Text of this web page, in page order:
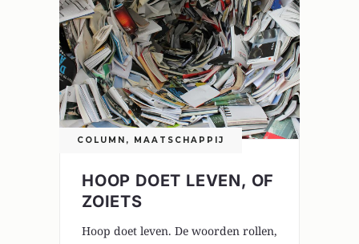
COLUMN , MAATSCHAPPIJ
HOOP DOET LEVEN, OF
ZOIETS
Hoop doet leven. De woorden rollen,